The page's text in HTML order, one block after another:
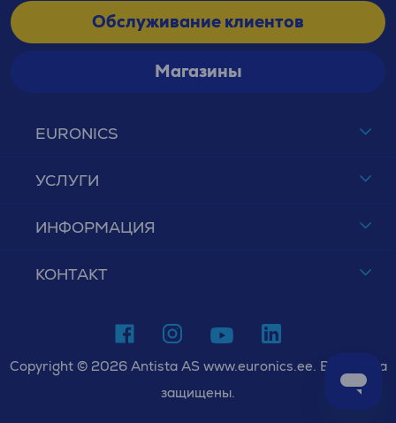
EURONICS
УСЛУГИ
ИНФОРМАЦИЯ
КОНТАКТ
Обслуживание клиентов
Магазины
Copyright © 2026 Antista AS www.euronics.ee. Все права
защищены.